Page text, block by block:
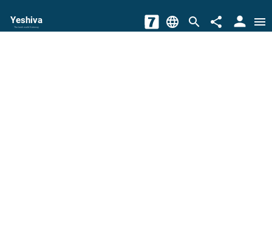
Yeshiva
The torah world Gateway language search share person menu